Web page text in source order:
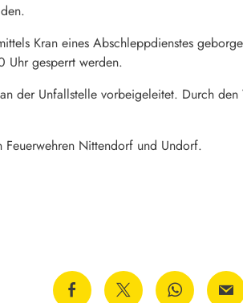
Kran eines Abschleppdienstes
Uhr gesperrt werden.
der Unfallstelle vorbeigeleitet. Durch
Nittendorf und Undorf.